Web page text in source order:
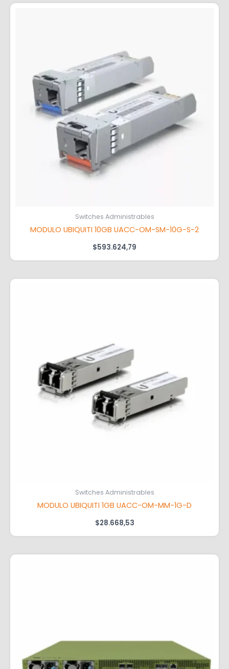
Switches Administrables
MODULO UBIQUITI 10GB UACC-OM-SM-10G-S-2
$593.624,79
Switches Administrables
MODULO UBIQUITI 1GB UACC-OM-MM-1G-D
$28.668,53